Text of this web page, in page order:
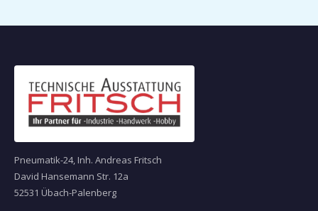
Pneumatik-24, Inh. Andreas Fritsch
David Hansemann Str. 12a
52531 Übach-Palenberg